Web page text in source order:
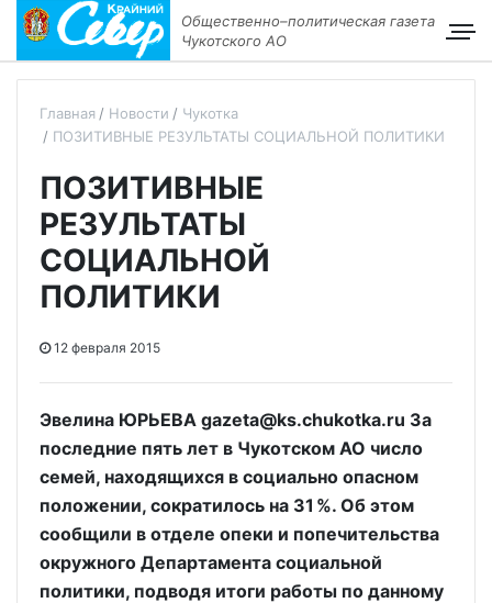
Общественно–политическая газета
Чукотского АО
Главная Новости
Чукотка
ПОЗИТИВНЫЕ РЕЗУЛЬТАТЫ СОЦИАЛЬНОЙ ПОЛИТИКИ
ПОЗИТИВНЫЕ
РЕЗУЛЬТАТЫ
СОЦИАЛЬНОЙ
ПОЛИТИКИ
12 февраля 2015
Эвелина ЮРЬЕВА gazeta@ks.chukotka.ru За
последние пять лет в Чукотском АО число
семей, находящихся в социально опасном
положении, сократилось на 31 %. Об этом
сообщили в отделе опеки и попечительства
окружного Департамента социальной
политики, подводя итоги работы по данному